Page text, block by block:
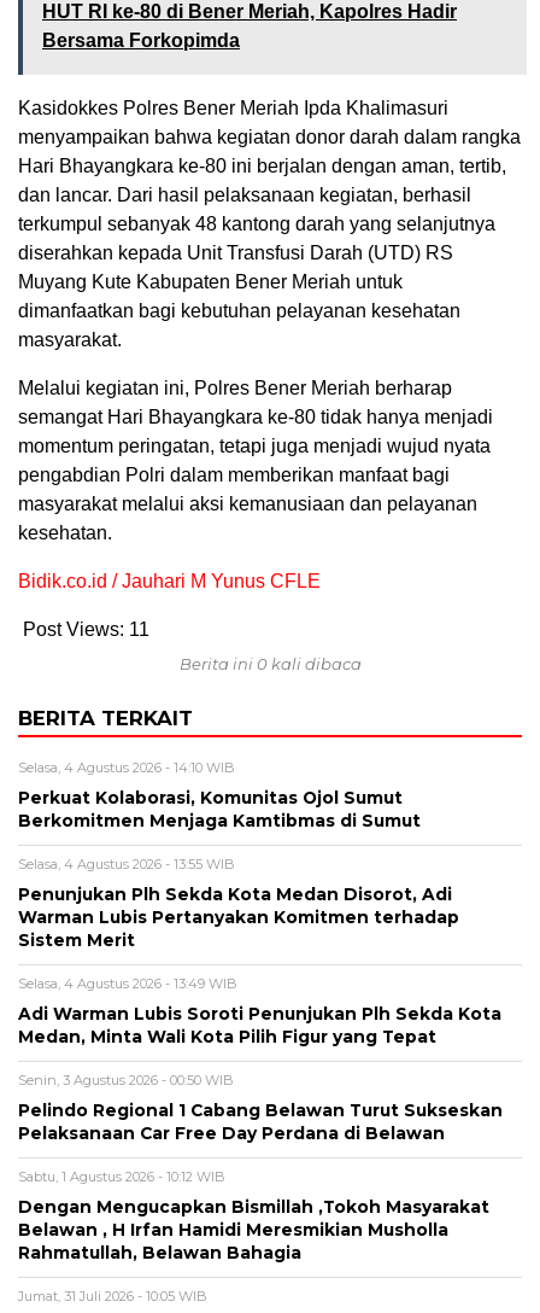
HUT RI ke-80 di Bener Meriah, Kapolres Hadir
Bersama Forkopimda
Kasidokkes Polres Bener Meriah Ipda Khalimasuri
menyampaikan bahwa kegiatan donor darah dalam rangka
Hari Bhayangkara ke-80 ini berjalan dengan aman, tertib,
dan lancar. Dari hasil pelaksanaan kegiatan, berhasil
terkumpul sebanyak 48 kantong darah yang selanjutnya
diserahkan kepada Unit Transfusi Darah (UTD) RS
Muyang Kute Kabupaten Bener Meriah untuk
dimanfaatkan bagi kebutuhan pelayanan kesehatan
masyarakat.
Melalui kegiatan ini, Polres Bener Meriah berharap
semangat Hari Bhayangkara ke-80 tidak hanya menjadi
momentum peringatan, tetapi juga menjadi wujud nyata
pengabdian Polri dalam memberikan manfaat bagi
masyarakat melalui aksi kemanusiaan dan pelayanan
kesehatan.
Bidik.co.id / Jauhari M Yunus CFLE
Post Views: 11
Berita ini 0 kali dibaca
BERITA TERKAIT
Selasa, 4 Agustus 2026 - 14:10 WIB
Perkuat Kolaborasi, Komunitas Ojol Sumut
Berkomitmen Menjaga Kamtibmas di Sumut
Selasa, 4 Agustus 2026 - 13:55 WIB
Penunjukan Plh Sekda Kota Medan Disorot, Adi
Warman Lubis Pertanyakan Komitmen terhadap
Sistem Merit
Selasa, 4 Agustus 2026 - 13:49 WIB
Adi Warman Lubis Soroti Penunjukan Plh Sekda Kota
Medan, Minta Wali Kota Pilih Figur yang Tepat
Senin, 3 Agustus 2026 - 00:50 WIB
Pelindo Regional 1 Cabang Belawan Turut Sukseskan
Pelaksanaan Car Free Day Perdana di Belawan
Sabtu, 1 Agustus 2026 - 10:12 WIB
Dengan Mengucapkan Bismillah ,Tokoh Masyarakat
Belawan , H Irfan Hamidi Meresmikian Musholla
Rahmatullah, Belawan Bahagia
Jumat, 31 Juli 2026 - 10:05 WIB